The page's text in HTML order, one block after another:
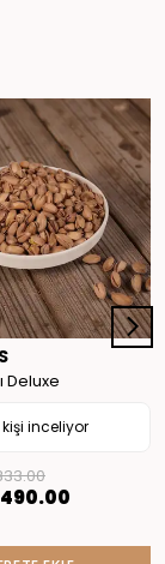
Deluxe
inceliyor
ekledi
satıldı
kişi inceliyor